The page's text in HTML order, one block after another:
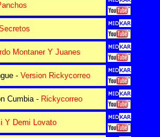
Montaner Y Juanes
- Version Rickycorreo
Cumbia - Rickycorreo
Y Demi Lovato